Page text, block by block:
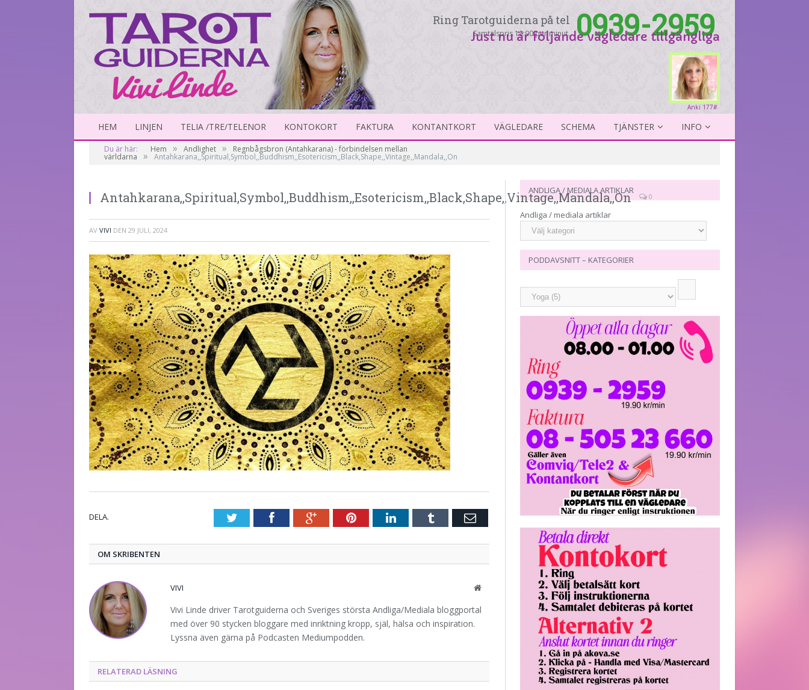
Ring Tarotguiderna på tel
Samtalspris 19:90 per minut. 0939-2959
Just nu är följande vägledare tillgängliga
Anki 177#
HEM LINJEN TELIA /TRE/TELENOR KONTOKORT FAKTURA KONTANTKORT VÄGLEDARE SCHEMA TJÄNSTER INFO
Du är här: Hem » Andlighet » Regnbågsbron (Antahkarana) - förbindelsen mellan
världarna » Antahkarana,,Spiritual,Symbol,,Buddhism,,Esotericism,,Black,Shape,,Vintage,,Mandala,,On
Antahkarana, Esotericism,
Antahkarana,,Spiritual,Symbol,,Buddhism,,Esotericism,,Black,Shape,,Vintage,,Mandala,,On 0
AV VIVI DEN 29 JULI, 2024
DELA. TwitterFacebookGoogle+PinterestLinkedInTumblr E-
OM SKRIBENTEN
VIVI Website
Vivi Linde driver Tarotguiderna och Sveriges största Andliga/Mediala bloggportal
med över 90 stycken bloggare med inriktning kropp, själ, hälsa och inspiration.
Lyssna även gärna på Podcasten Mediumpodden.
RELATERAD LÄSNING
ANDLIGA / MEDIALA ARTIKLAR
Andliga / mediala artiklar
PODDAVSNITT – KATEGORIER